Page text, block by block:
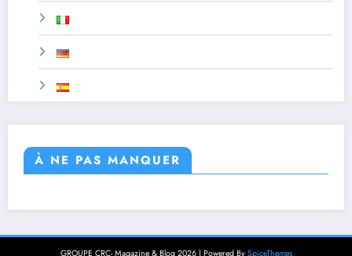
À NE PAS MANQUER
GROUPE CRC- Magazine & Blog 2026 | Powered By SpiceThemes